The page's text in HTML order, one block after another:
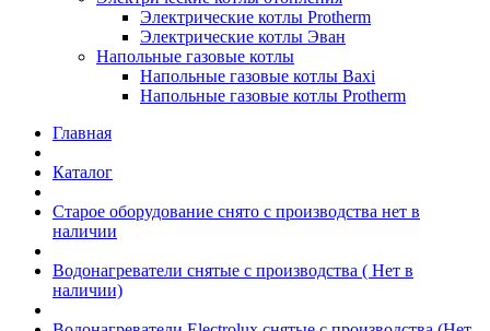
Электрические котлы Protherm
Электрические котлы Эван
Напольные газовые котлы
Напольные газовые котлы Baxi
Напольные газовые котлы Protherm
Главная
Каталог
Старое оборудование снято с производства нет в
наличии
Водонагреватели снятые с производства ( Нет в
наличии)